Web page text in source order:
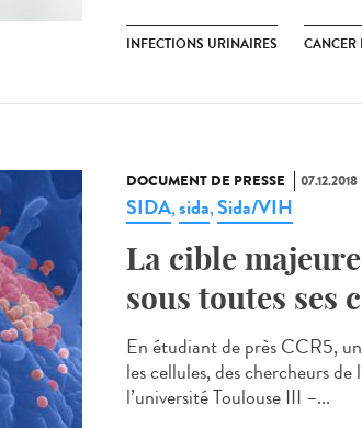
INFECTIONS URINAIRES CANCER
DOCUMENT DE PRESSE 07.12.2018
SIDA,sida,Sida/VIH
La cible
sous toutes ses
En étudiant de près CCR5,
les cellules, des chercheurs
l’université Toulouse III –...